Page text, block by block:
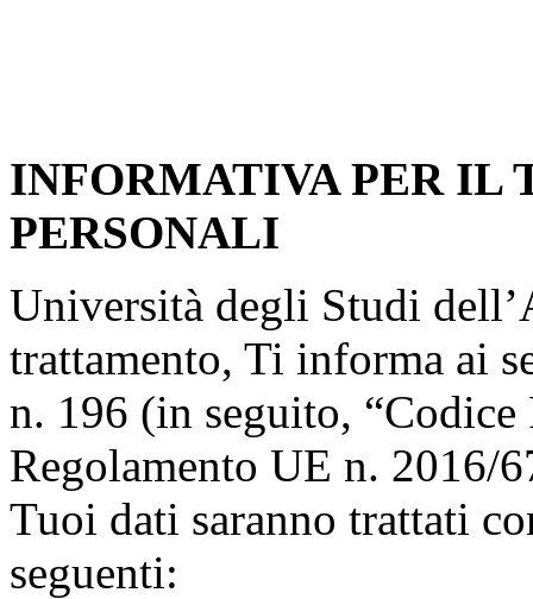
INFORMATIVA PER IL
PERSONALI
Università degli Studi
trattamento, Ti informa ai
n. 196 (in seguito, “Codice
Regolamento UE n. 2016/
Tuoi dati saranno trattati
seguenti: